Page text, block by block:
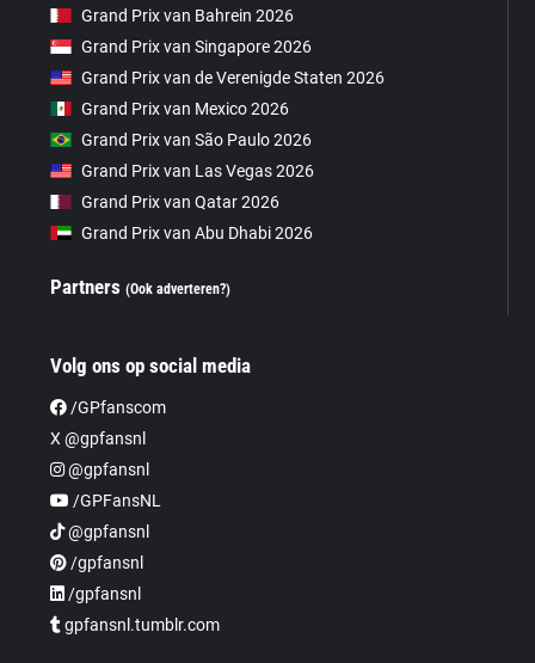
Grand Prix van Bahrein 2026
Grand Prix van Singapore 2026
Grand Prix van de Verenigde Staten 2026
Grand Prix van Mexico 2026
Grand Prix van São Paulo 2026
Grand Prix van Las Vegas 2026
Grand Prix van Qatar 2026
Grand Prix van Abu Dhabi 2026
Partners(Ook adverteren?)
Volg ons op social media
/GPfanscom
X @gpfansnl
@gpfansnl
/GPFansNL
@gpfansnl
/gpfansnl
/gpfansnl
gpfansnl.tumblr.com